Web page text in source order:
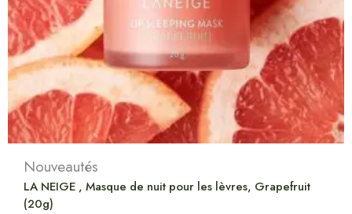
Nouveautés
LA NEIGE , Masque de nuit pour les lèvres, Grapefruit
(20g)